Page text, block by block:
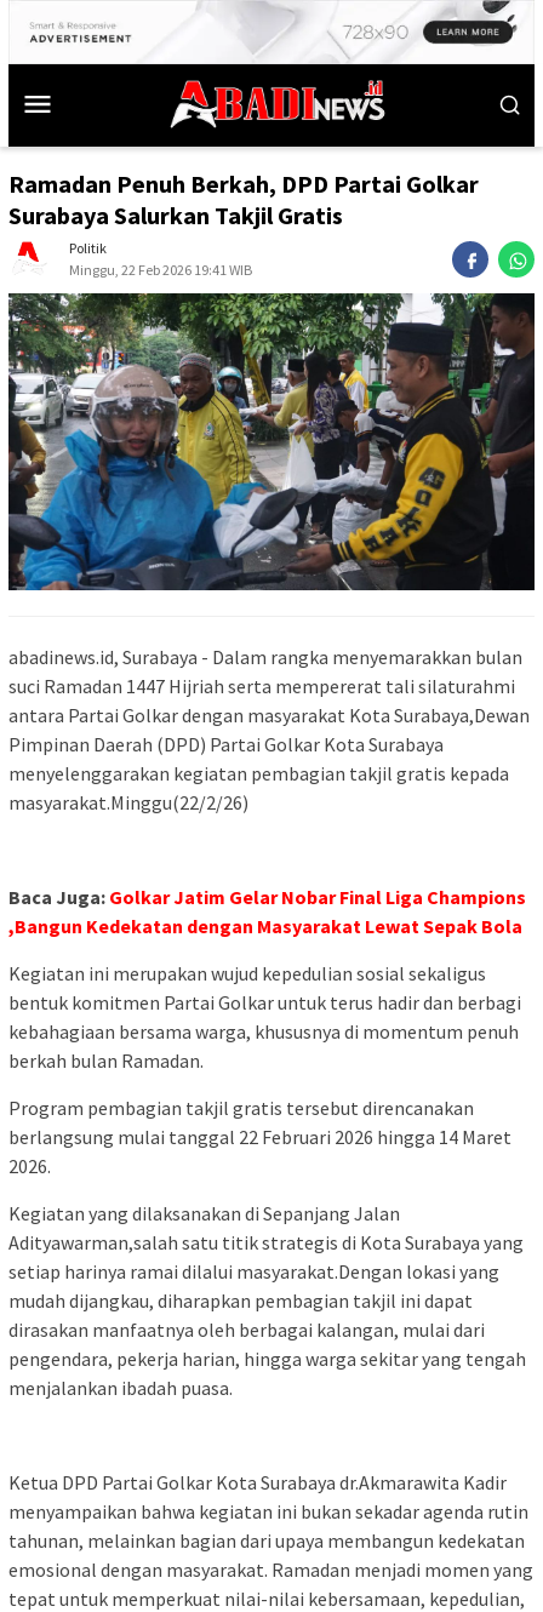
Ramadan Penuh Berkah, DPD Partai Golkar
Surabaya Salurkan Takjil Gratis
Politik
Minggu, 22 Feb 2026 19:41 WIB
abadinews.id, Surabaya - Dalam rangka menyemarakkan bulan
suci Ramadan 1447 Hijriah serta mempererat tali silaturahmi
antara Partai Golkar dengan masyarakat Kota Surabaya,Dewan
Pimpinan Daerah (DPD) Partai Golkar Kota Surabaya
menyelenggarakan kegiatan pembagian takjil gratis kepada
masyarakat.Minggu(22/2/26)
Baca Juga: Golkar Jatim Gelar Nobar Final Liga Champions
,Bangun Kedekatan dengan Masyarakat Lewat Sepak Bola
Kegiatan ini merupakan wujud kepedulian sosial sekaligus
bentuk komitmen Partai Golkar untuk terus hadir dan berbagi
kebahagiaan bersama warga, khususnya di momentum penuh
berkah bulan Ramadan.
Program pembagian takjil gratis tersebut direncanakan
berlangsung mulai tanggal 22 Februari 2026 hingga 14 Maret
2026.
Kegiatan yang dilaksanakan di Sepanjang Jalan
Adityawarman,salah satu titik strategis di Kota Surabaya yang
setiap harinya ramai dilalui masyarakat.Dengan lokasi yang
mudah dijangkau, diharapkan pembagian takjil ini dapat
dirasakan manfaatnya oleh berbagai kalangan, mulai dari
pengendara, pekerja harian, hingga warga sekitar yang tengah
menjalankan ibadah puasa.
Ketua DPD Partai Golkar Kota Surabaya dr.Akmarawita Kadir
menyampaikan bahwa kegiatan ini bukan sekadar agenda rutin
tahunan, melainkan bagian dari upaya membangun kedekatan
emosional dengan masyarakat. Ramadan menjadi momen yang
tepat untuk memperkuat nilai-nilai kebersamaan, kepedulian,